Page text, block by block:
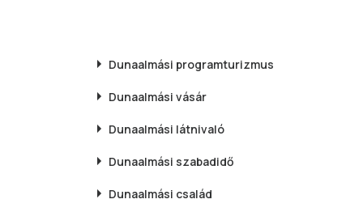
Dunaalmási programturizmus
Dunaalmási vásár
Dunaalmási látnivaló
Dunaalmási szabadidő
Dunaalmási család